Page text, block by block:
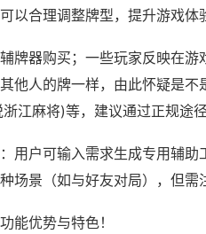
以合理调整牌型，提升游戏体
牌器购买；一些玩家反映在
他人的牌一样，由此怀疑是
江麻将)等，建议通过正规途
用户可输入需求生成专用辅
场景（如与好友对局），但需
能优势与特色！